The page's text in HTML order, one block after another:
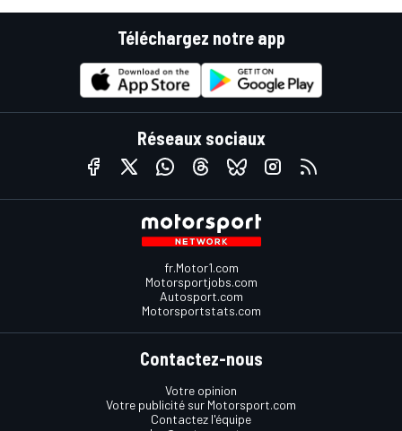
Téléchargez notre app
Réseaux sociaux
fr.Motor1.com
Motorsportjobs.com
Autosport.com
Motorsportstats.com
Contactez-nous
Votre opinion
Votre publicité sur Motorsport.com
Contactez l'équipe